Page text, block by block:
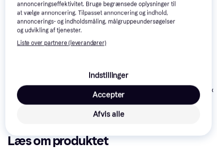
William Morris Newill
Peppermint Russet
William Morris Newill
Ivory Sage 216705
1.733 kr.
Holden
Læs om produktet
annonceringseffektivitet. Bruge begrænsede oplysninger til
at vælge annoncering. Tilpasset annoncering og indhold,
annoncerings- og indholdsmåling, målgruppeundersøgelser
og udvikling af tjenester.
Liste over partnere (leverandører)
Indstillinger
Afvis alle
Accepter